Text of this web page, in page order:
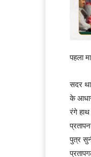
पहला
सदर
के
रंगे
पुत्र